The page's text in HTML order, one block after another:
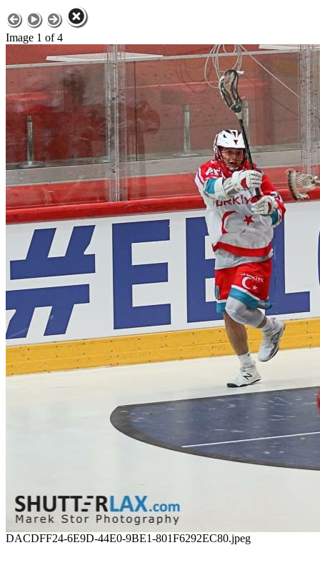
Image 1 of 4
DACDFF24-6E9D-44E0-9BE1-801F6292EC80.jpeg